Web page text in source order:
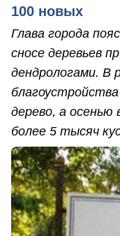
100 новых
Глава города
сносе деревьев
дендрологами. В
дерево, а осенью
более 5 тысяч